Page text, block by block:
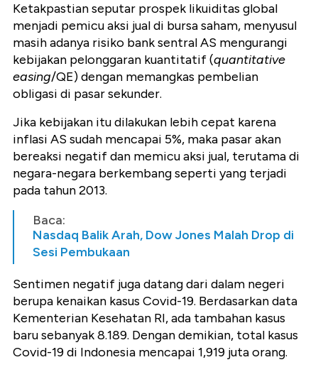
Ketakpastian seputar prospek likuiditas global
menjadi pemicu aksi jual di bursa saham, menyusul
masih adanya risiko bank sentral AS mengurangi
kebijakan pelonggaran kuantitatif (quantitative
easing/QE) dengan memangkas pembelian
obligasi di pasar sekunder.
Jika kebijakan itu dilakukan lebih cepat karena
inflasi AS sudah mencapai 5%, maka pasar akan
bereaksi negatif dan memicu aksi jual, terutama di
negara-negara berkembang seperti yang terjadi
pada tahun 2013.
Baca:
Nasdaq Balik Arah, Dow Jones Malah Drop di
Sesi Pembukaan
Sentimen negatif juga datang dari dalam negeri
berupa kenaikan kasus Covid-19. Berdasarkan data
Kementerian Kesehatan RI, ada tambahan kasus
baru sebanyak 8.189. Dengan demikian, total kasus
Covid-19 di Indonesia mencapai 1,919 juta orang.